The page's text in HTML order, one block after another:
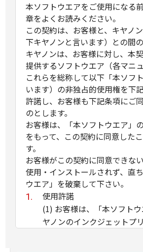
本ソフトウエアをご使用になる
章をよくお読みください。
この契約は、お客様と、キヤノ
下キヤノンと言います）との間の
キヤノンは、お客様に対し、本
提供するソフトウエア（各マニ
これらを総称して以下「本ソフ
います）の非独占的使用権を下
許諾し、お客様も下記条項にご
のとします。
お客様は、「本ソフトウエア」
をもって、この契約に同意した
す。
お客様がこの契約に同意できな
使用・インストールされず、直
ウエア」を破棄して下さい。
使用許諾
(1) お客様は、「本ソフト
ヤノンのインクジェットプ